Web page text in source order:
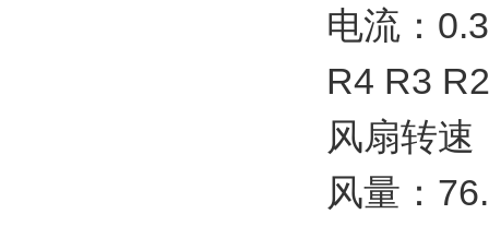
电流：
R4 R3
风扇转速
风量：